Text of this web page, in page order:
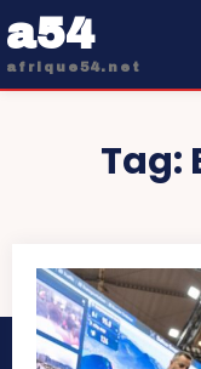
a54
afrique54.net
Tag: